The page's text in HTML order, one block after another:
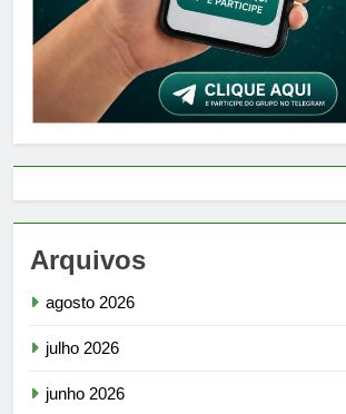
Arquivos
agosto 2026
julho 2026
junho 2026